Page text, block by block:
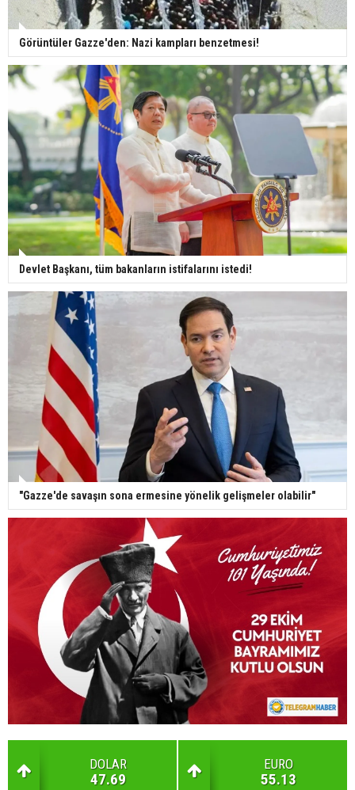
Görüntüler Gazze'den: Nazi kampları benzetmesi!
Devlet Başkanı, tüm bakanların istifalarını istedi!
"Gazze'de savaşın sona ermesine yönelik gelişmeler olabilir"
DOLAR
47.69
EURO
55.13